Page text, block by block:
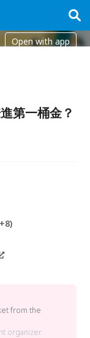
Open with app
第一桶金？
from the
organizer.